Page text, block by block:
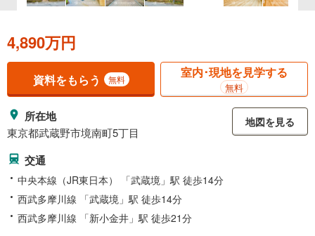
4,890万円
資料をもらう 無料 室内･現地を見学する
無料
所在地
東京都武蔵野市境南町5丁目
地図を見る
交通
中央本線（JR東日本） 「武蔵境」駅 徒歩14分
西武多摩川線 「武蔵境」駅 徒歩14分
西武多摩川線 「新小金井」駅 徒歩21分